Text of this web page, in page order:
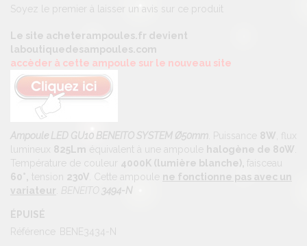
gallery
gallery
Soyez le premier à laisser un avis sur ce produit
Le site acheterampoules.fr devient
laboutiquedesampoules.com
accèder à cette ampoule sur le nouveau site
Ampoule LED GU10 BENEITO SYSTEM Ø50mm . Puissance 8W , flux
lumineux 825Lm équivalent à une ampoule halogène de 80W
Température de couleur 4000K (lumière blanche), faisceau
60°, tension 230V . Cette ampoule ne fonctionne pas avec un
variateur
BENEITO 3494-N
ÉPUISÉ
Référence BENE3434-N